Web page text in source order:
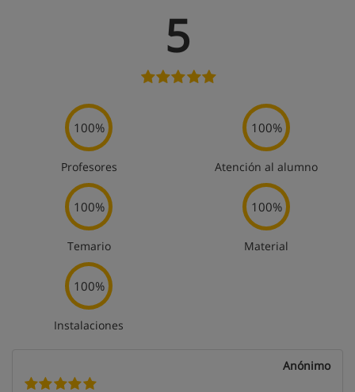
5
100%
Profesores
100%
Atención al alumno
100%
Temario
100%
Material
100%
Instalaciones
Anónimo